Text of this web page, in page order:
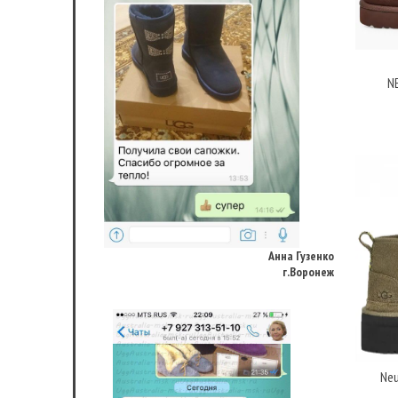
Анна Гузенко
г.Воронеж